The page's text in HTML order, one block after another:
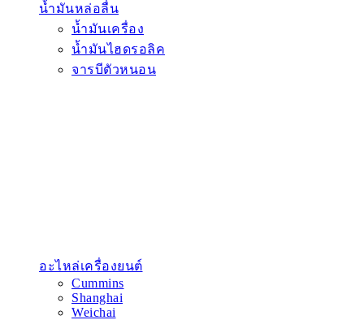
น้ำมันหล่อลื่น
น้ำมันเครื่อง
น้ำมันไฮดรอลิค
จารบีตัวหนอน
อะไหล่เครื่องยนต์
Cummins
Shanghai
Weichai